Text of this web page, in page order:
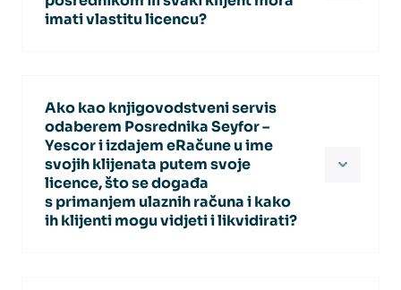
imati vlastitu licencu?
pristup putem podlicence Izlazni računi i u
tom slučaju oni mogu izdavati eRačune za
svoju organizaciju. Naravno, klijenti mogu
odabrati i vlastitu licencu Izlazni računi te
dodati vas kao knjigovođu.
Ako kao knjigovodstveni servis
odaberem Posrednika Seyfor –
Yescor i izdajem eRačune u ime
svojih klijenata putem svoje
licence, što se događa
s primanjem ulaznih računa i kako
ih klijenti mogu vidjeti i likvidirati?